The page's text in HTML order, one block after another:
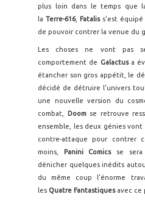
plus loin dans le temps que
laTerre-616, Fataliss'est équipé
de pouvoir contrer la venue du
Les choses ne vont pas
comportement de Galactusa
étancher son gros appétit, le
décidé de détruire l'univers
une nouvelle version du
combat,
Doomse retrouve
ensemble, les deux génies
contre-attaque pour contrer
moins,
Panini Comicsse sera
dénicher quelques inédits
du même coup l'énorme
les Quatre Fantastiquesavec ce